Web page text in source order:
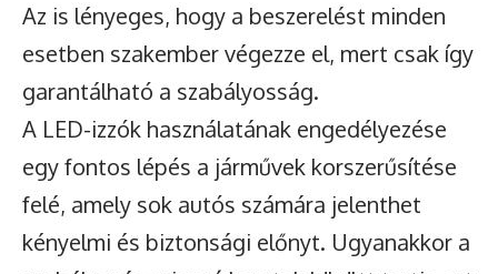
Az is lényeges, hogy a beszerelést minden
esetben szakember végezze el, mert csak így
garantálható a szabályosság.
A LED-izzók használatának engedélyezése
egy fontos lépés a járművek korszerűsítése
felé, amely sok autós számára jelenthet
kényelmi és biztonsági előnyt. Ugyanakkor a